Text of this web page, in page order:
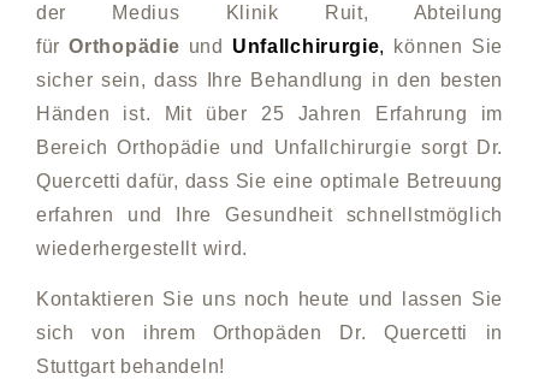
der Medius Klinik Ruit, Abteilung
fürOrthopädie und Unfallchirurgie,
können Sie
sicher sein, dass Ihre Behandlung in den besten
Händen ist. Mit über 25 Jahren Erfahrung im
Bereich Orthopädie und Unfallchirurgie sorgt Dr.
Quercetti dafür, dass Sie eine optimale Betreuung
erfahren und Ihre Gesundheit schnellstmöglich
wiederhergestellt wird.
Kontaktieren Sie uns noch heute und lassen Sie
sich von ihrem Orthopäden Dr. Quercetti in
Stuttgart behandeln!